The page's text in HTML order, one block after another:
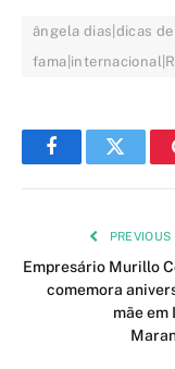
ângela dias|dicas
FacebookTwitter
Empresário Murillo
comemora
mãe em